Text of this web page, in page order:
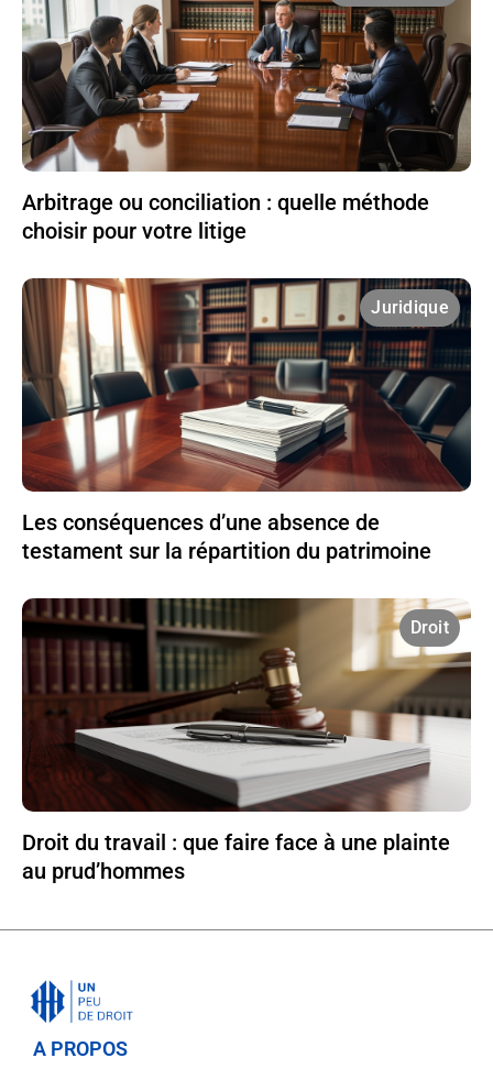
Arbitrage ou conciliation : quelle méthode
choisir pour votre litige
Juridique
Les conséquences d’une absence de
testament sur la répartition du patrimoine
Droit
Droit du travail : que faire face à une plainte
au prud’hommes
A PROPOS